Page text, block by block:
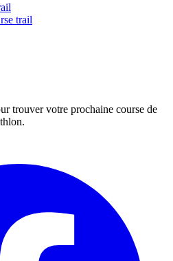
trail
trouver votre prochaine course de